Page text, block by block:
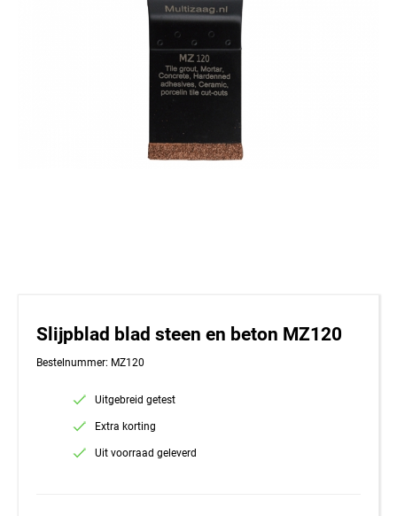
Slijpblad blad steen en beton MZ120
Bestelnummer: MZ120
Uitgebreid getest
Extra korting
Uit voorraad geleverd